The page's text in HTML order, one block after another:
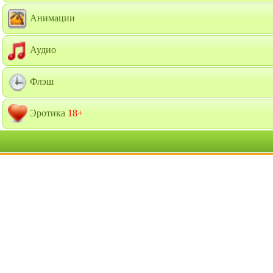
Анимации
Аудио
Флэш
Эротика 18+